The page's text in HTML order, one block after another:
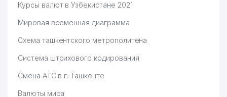
Курсы валют в Узбекистане 2021
Мировая временная диаграмма
Схема ташкентского метрополитена
Система штрихового кодирования
Смена АТС в г. Ташкенте
Валюты мира